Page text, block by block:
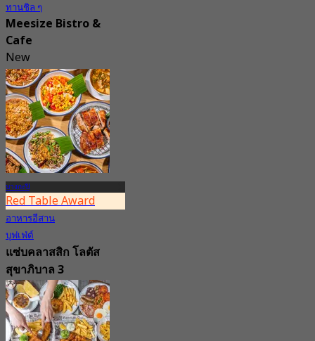
ทานชิล ๆ
Meesize Bistro &
Cafe
New
4.6
จาก฿ 297.5
บางกะปิ
Red Table Award
อาหารอีสาน
บุฟเฟ่ต์
แซ่บคลาสสิก โลตัส
สุขาภิบาล 3
4.7
1.3K การจอง
จาก฿ 224.75